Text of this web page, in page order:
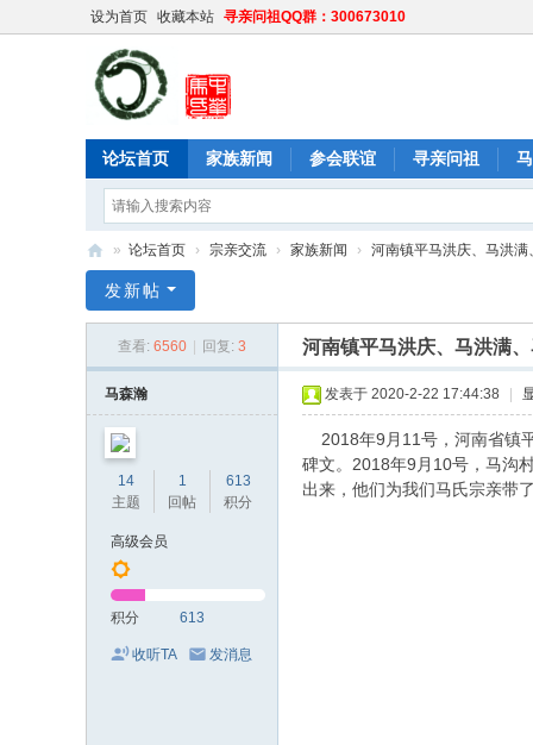
设为首页 收藏本站 寻亲问祖QQ群：300673010
论坛首页 家族新闻 参会联谊 寻亲问祖
华
» 论坛首页 › 宗亲交流 › 家族新闻 › 河南镇平马洪庆、马洪
发新帖
查看: 6560 回复: 3 河南镇平马洪庆、马洪满
马森瀚
14
主题
1
回帖
613
积分
高级会员
积分 613
收听TA 发消息
发表于 2020-2-22 17:44:38
2018年9月11号，河南省镇
碑文。2018年9月10号，马沟
出来，他们为我们马氏宗亲带